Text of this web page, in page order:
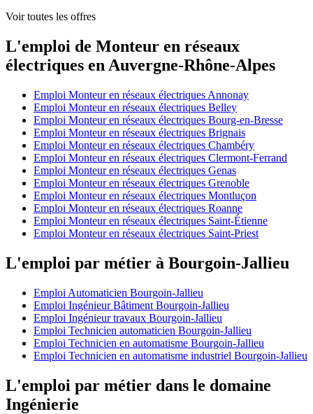
Voir toutes les offres
L'emploi de Monteur en réseaux
électriques en Auvergne-Rhône-Alpes
Emploi Monteur en réseaux électriques Annonay
Emploi Monteur en réseaux électriques Belley
Emploi Monteur en réseaux électriques Bourg-en-Bresse
Emploi Monteur en réseaux électriques Brignais
Emploi Monteur en réseaux électriques Chambéry
Emploi Monteur en réseaux électriques Clermont-Ferrand
Emploi Monteur en réseaux électriques Genas
Emploi Monteur en réseaux électriques Grenoble
Emploi Monteur en réseaux électriques Montluçon
Emploi Monteur en réseaux électriques Roanne
Emploi Monteur en réseaux électriques Saint-Étienne
Emploi Monteur en réseaux électriques Saint-Priest
L'emploi par métier à Bourgoin-Jallieu
Emploi Automaticien Bourgoin-Jallieu
Emploi Ingénieur Bâtiment Bourgoin-Jallieu
Emploi Ingénieur travaux Bourgoin-Jallieu
Emploi Technicien automaticien Bourgoin-Jallieu
Emploi Technicien en automatisme Bourgoin-Jallieu
Emploi Technicien en automatisme industriel Bourgoin-Jallieu
L'emploi par métier dans le domaine
Ingénierie